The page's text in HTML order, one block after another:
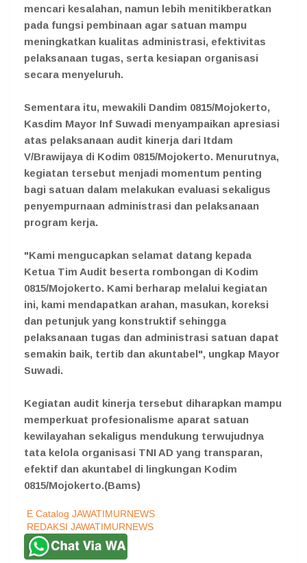
mencari kesalahan, namun lebih menitikberatkan
pada fungsi pembinaan agar satuan mampu
meningkatkan kualitas administrasi, efektivitas
pelaksanaan tugas, serta kesiapan organisasi
secara menyeluruh.
Sementara itu, mewakili Dandim 0815/Mojokerto,
Kasdim Mayor Inf Suwadi menyampaikan apresiasi
atas pelaksanaan audit kinerja dari Itdam
V/Brawijaya di Kodim 0815/Mojokerto. Menurutnya,
kegiatan tersebut menjadi momentum penting
bagi satuan dalam melakukan evaluasi sekaligus
penyempurnaan administrasi dan pelaksanaan
program kerja.
"Kami mengucapkan selamat datang kepada
Ketua Tim Audit beserta rombongan di Kodim
0815/Mojokerto. Kami berharap melalui kegiatan
ini, kami mendapatkan arahan, masukan, koreksi
dan petunjuk yang konstruktif sehingga
pelaksanaan tugas dan administrasi satuan dapat
semakin baik, tertib dan akuntabel", ungkap Mayor
Suwadi.
Kegiatan audit kinerja tersebut diharapkan mampu
memperkuat profesionalisme aparat satuan
kewilayahan sekaligus mendukung terwujudnya
tata kelola organisasi TNI AD yang transparan,
efektif dan akuntabel di lingkungan Kodim
0815/Mojokerto.(Bams)
E Catalog JAWATIMURNEWS
REDAKSI JAWATIMURNEWS